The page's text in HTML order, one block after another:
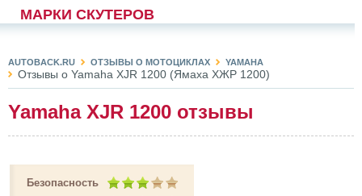
МАРКИ СКУТЕРОВ
AUTOBACK.RU ОТЗЫВЫ О МОТОЦИКЛАХ YAMAHA
Отзывы о Yamaha XJR 1200 (Ямаха ХЖР 1200)
Yamaha XJR 1200 отзывы
Безопасность